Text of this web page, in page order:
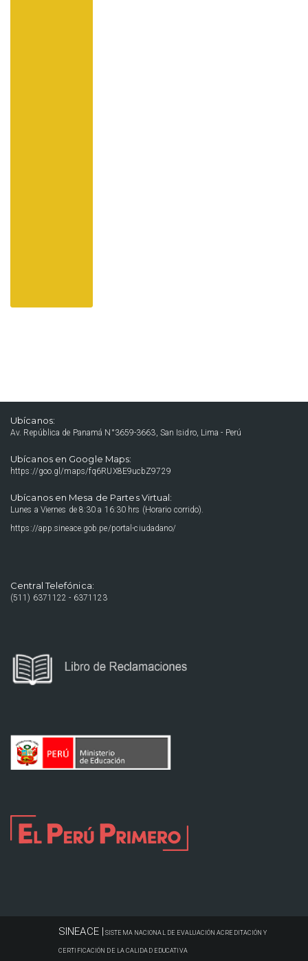
Ubícanos:
Av. República de Panamá N°3659-3663, San Isidro, Lima - Perú
Ubícanos en Google Maps:
https://goo.gl/maps/fq6RUX8E9ucbZ9729
Ubícanos en Mesa de Partes Virtual:
Lunes a Viernes de 8:30 a 16:30 hrs (Horario corrido).
https://app.sineace.gob.pe/portal-ciudadano/
Central Telefónica:
(511) 6371122 - 6371123
SINEACE | SISTEMA NACIONAL DE EVALUACIÓN ACREDITACIÓN Y
CERTIFICACIÓN DE LA CALIDAD EDUCATIVA